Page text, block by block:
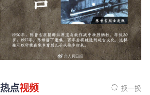
热点视频 换一换